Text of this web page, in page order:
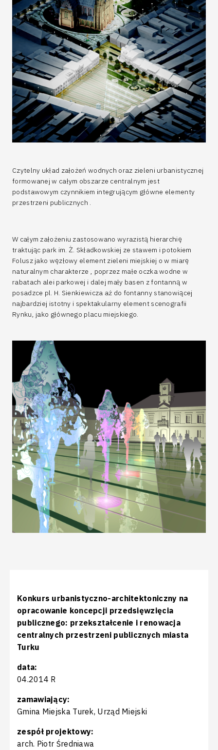
Czytelny układ założeń wodnych oraz zieleni urbanistycznej
formowanej w całym obszarze centralnym jest
podstawowym czynnikiem integrującym główne elementy
przestrzeni publicznych .
W całym założeniu zastosowano wyrazistą hierarchię
traktując park im. Ż. Składkowskiej ze stawem i potokiem
Folusz jako węzłowy element zieleni miejskiej o w miarę
naturalnym charakterze , poprzez małe oczka wodne w
rabatach alei parkowej i dalej mały basen z fontanną w
posadzce pl. H. Sienkiewicza aż do fontanny stanowiącej
najbardziej istotny i spektakularny element scenografii
Rynku, jako głównego placu miejskiego.
Konkurs urbanistyczno-architektoniczny na
opracowanie koncepcji przedsięwzięcia
publicznego: przekształcenie i renowacja
centralnych przestrzeni publicznych miasta
Turku
data:
04.2014 R
zamawiający:
Gmina Miejska Turek, Urząd Miejski
zespół projektowy:
arch. Piotr Średniawa